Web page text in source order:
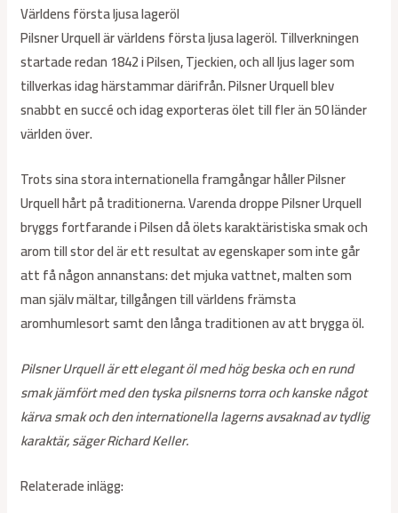
Världens första ljusa lageröl
Pilsner Urquell är världens första ljusa lageröl. Tillverkningen
startade redan 1842 i Pilsen, Tjeckien, och all ljus lager som
tillverkas idag härstammar därifrån. Pilsner Urquell blev
snabbt en succé och idag exporteras ölet till fler än 50 länder
världen över.
Trots sina stora internationella framgångar håller Pilsner
Urquell hårt på traditionerna. Varenda droppe Pilsner Urquell
bryggs fortfarande i Pilsen då ölets karaktäristiska smak och
arom till stor del är ett resultat av egenskaper som inte går
att få någon annanstans: det mjuka vattnet, malten som
man själv mältar, tillgången till världens främsta
aromhumlesort samt den långa traditionen av att brygga öl.
Pilsner Urquell är ett elegant öl med hög beska och en rund
smak jämfört med den tyska pilsnerns torra och kanske något
kärva smak och den internationella lagerns avsaknad av tydlig
karaktär, säger Richard Keller.
Relaterade inlägg: